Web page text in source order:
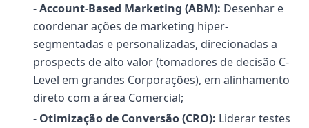
-Account-Based Marketing (ABM): Desenhar e
coordenar ações de marketing hiper-
segmentadas e personalizadas, direcionadas a
prospects de alto valor (tomadores de decisão C-
Level em grandes Corporações), em alinhamento
direto com a área Comercial;
- Otimização de Conversão (CRO): Liderar testes